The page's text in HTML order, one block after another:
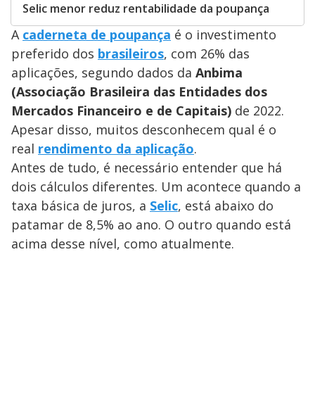
Selic menor reduz rentabilidade da poupança
A caderneta de poupança é o investimento
preferido dos brasileiros, com 26% das
aplicações, segundo dados da Anbima
(Associação Brasileira das Entidades dos
Mercados Financeiro e de Capitais) de 2022.
Apesar disso, muitos desconhecem qual é o
real rendimento da aplicação.
Antes de tudo, é necessário entender que há
dois cálculos diferentes. Um acontece quando a
taxa básica de juros, a Selic, está abaixo do
patamar de 8,5% ao ano. O outro quando está
acima desse nível, como atualmente.